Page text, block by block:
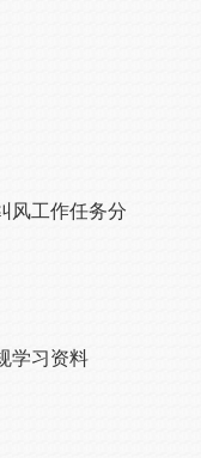
风工作任务分
学习资料